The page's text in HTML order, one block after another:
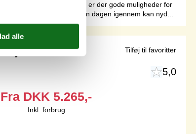
med aftenbadning er der gode muligheder for
flere terrasser hvor man dagen igennem kan nyd...
5,0
Fra DKK 5.265,-
Inkl. forbrug
Tilføj til favoritter